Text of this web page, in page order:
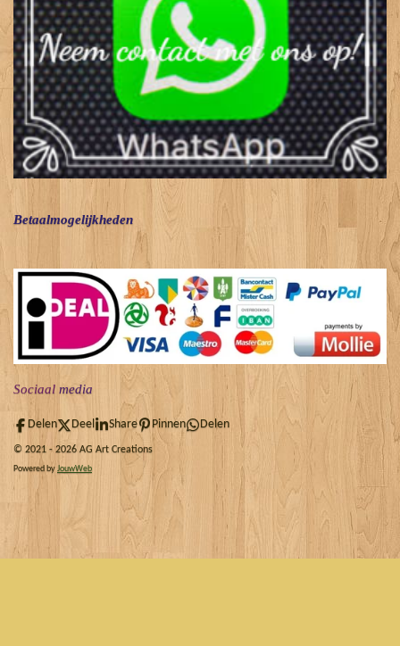
Betaalmogelijkheden
Sociaal media
Delen Deel Share Pinnen Delen
© 2021 - 2026 AG Art Creations
Powered byJouwWeb